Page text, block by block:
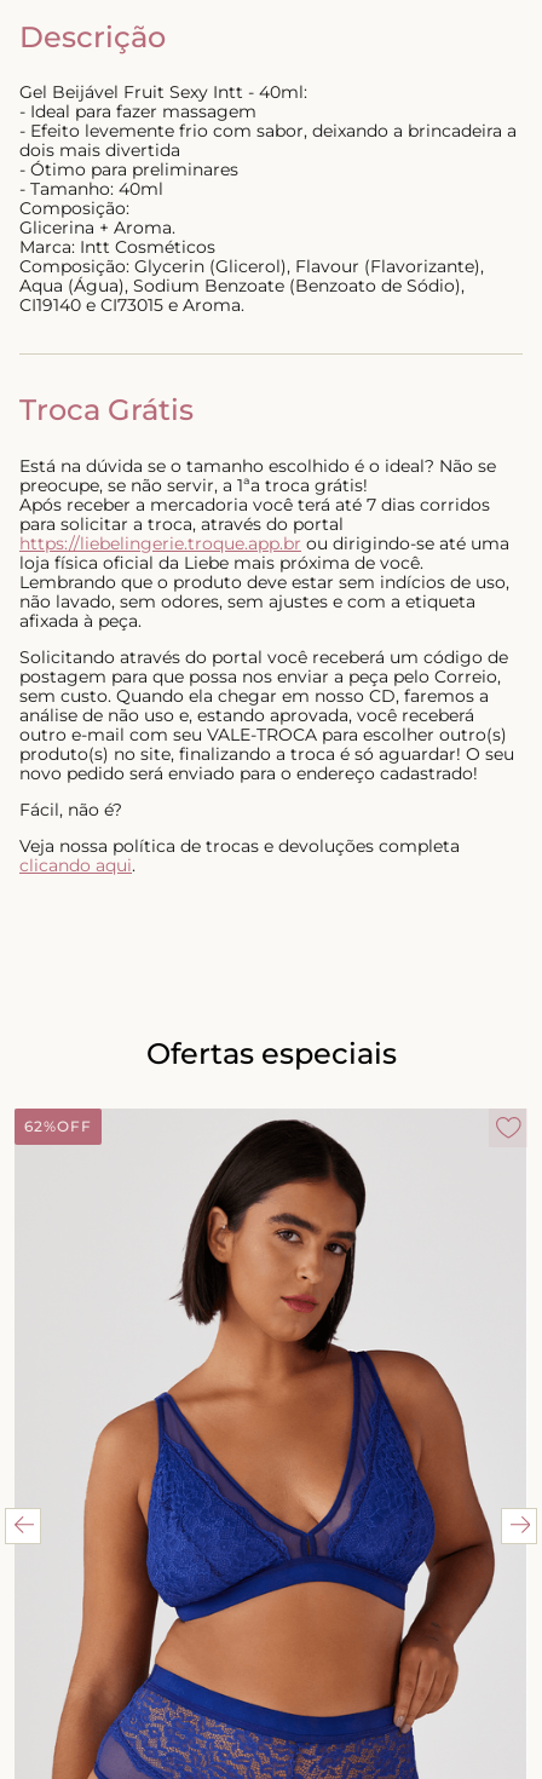
Descrição
Gel Beijável Fruit Sexy Intt - 40ml:
- Ideal para fazer massagem
- Efeito levemente frio com sabor, deixando a brincadeira a
dois mais divertida
- Ótimo para preliminares
- Tamanho: 40ml
Composição:
Glicerina + Aroma.
Marca: Intt Cosméticos
Composição: Glycerin (Glicerol), Flavour (Flavorizante),
Aqua (Água), Sodium Benzoate (Benzoato de Sódio),
CI19140 e CI73015 e Aroma.
Troca Grátis
Está na dúvida se o tamanho escolhido é o ideal? Não se
preocupe, se não servir, a 1ªa troca grátis!
Após receber a mercadoria você terá até 7 dias corridos
para solicitar a troca, através do portal
https://liebelingerie.troque.app.br ou dirigindo-se até uma
loja física oficial da Liebe mais próxima de você.
Lembrando que o produto deve estar sem indícios de uso,
não lavado, sem odores, sem ajustes e com a etiqueta
afixada à peça.
Solicitando através do portal você receberá um código de
postagem para que possa nos enviar a peça pelo Correio,
sem custo. Quando ela chegar em nosso CD, faremos a
análise de não uso e, estando aprovada, você receberá
outro e-mail com seu VALE-TROCA para escolher outro(s)
produto(s) no site, finalizando a troca é só aguardar! O seu
novo pedido será enviado para o endereço cadastrado!
Fácil, não é?
Veja nossa política de trocas e devoluções completa
clicando aqui.
Ofertas especiais
62%OFF